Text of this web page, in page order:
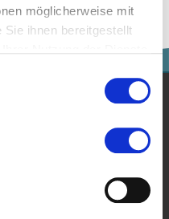
möglicherweise mit
ihnen bereitgestellt